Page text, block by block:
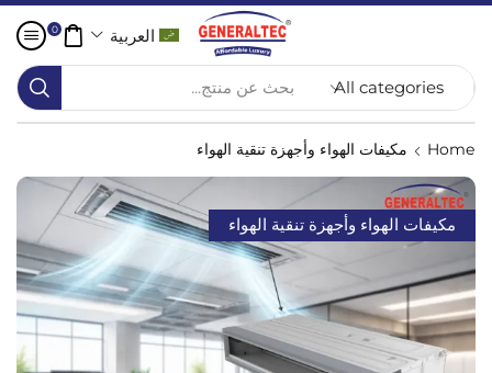
بحث عن منتج...
العربية 0
Home مكيفات الهواء وأجهزة تنقية الهواء
مكيفات الهواء وأجهزة تنقية الهواء